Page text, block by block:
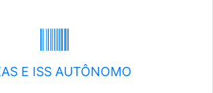
E ISS AUTÔNOMO